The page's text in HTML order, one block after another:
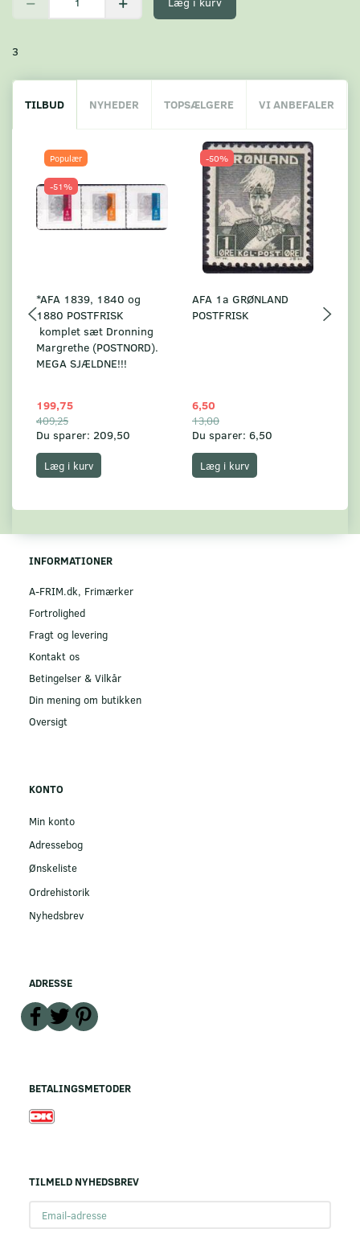
3
TILBUD NYHEDER TOPSÆLGERE VI ANBEFALER
Populær
-51%
*AFA 1839, 1840 og
1880 POSTFRISK
komplet sæt Dronning
Margrethe (POSTNORD).
MEGA SJÆLDNE!!!
199,75
409,25
Du sparer: 209,50
Læg i kurv
-50%
AFA 1a GRØNLAND
POSTFRISK
6,50
13,00
Du sparer: 6,50
Læg i kurv
INFORMATIONER
A-FRIM.dk, Frimærker
Fortrolighed
Fragt og levering
Kontakt os
Betingelser & Vilkår
Din mening om butikken
Oversigt
KONTO
Min konto
Adressebog
Ønskeliste
Ordrehistorik
Nyhedsbrev
ADRESSE
BETALINGSMETODER
TILMELD NYHEDSBREV
adresse